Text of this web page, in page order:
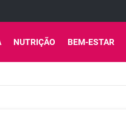
NUTRIÇÃO BEM-ESTAR